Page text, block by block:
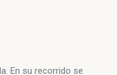
En su recorrido se